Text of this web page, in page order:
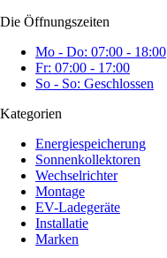
Die Öffnungszeiten
Mo - Do: 07:00 - 18:00
Fr: 07:00 - 17:00
So - So: Geschlossen
Kategorien
Energiespeicherung
Sonnenkollektoren
Wechselrichter
Montage
EV-Ladegeräte
Installatie
Marken